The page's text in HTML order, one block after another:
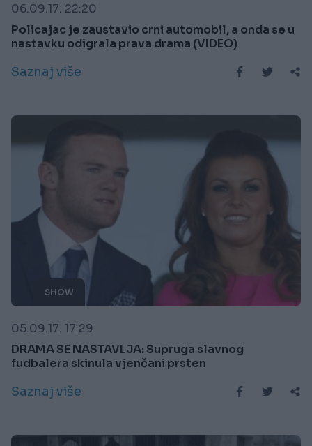
06.09.17. 22:20
Policajac je zaustavio crni automobil, a onda se u
nastavku odigrala prava drama (VIDEO)
Saznaj više
SHOW
05.09.17. 17:29
DRAMA SE NASTAVLJA: Supruga slavnog
fudbalera skinula vjenčani prsten
Saznaj više